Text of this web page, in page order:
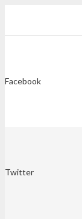
Facebook
Twitter